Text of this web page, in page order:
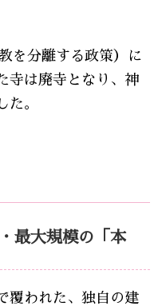
を分離する政策）に
寺は廃寺となり、神
た。
最大規模の「本
覆われた、独自の建